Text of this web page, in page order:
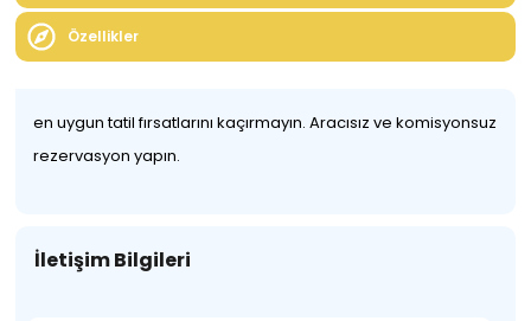
Özellikler
en uygun tatil fırsatlarını kaçırmayın. Aracısız ve komisyonsuz
rezervasyon yapın.
İletişim Bilgileri